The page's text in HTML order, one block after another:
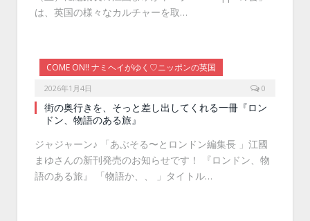
は、英国の様々なカルチャーを取…
COME ON!! ナミヘイがゆく♡ニッポンの英国
2026年1月4日 0
街の奥行きを、そっと差し出してくれる一冊『ロン
ドン、物語のある旅』
ジャジャーン♪ 「あぶそる〜とロンドン編集長 」江國
まゆさんの新刊発売のお知らせです！ 『ロンドン、物
語のある旅』 「物語か、、 」タイトル…